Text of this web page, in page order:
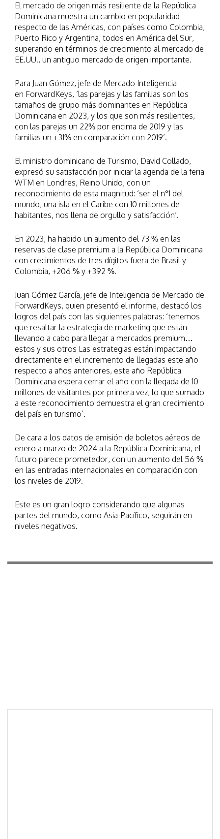
El mercado de origen más resiliente de la República
Dominicana muestra un cambio en popularidad
respecto de las Américas, con países como Colombia,
Puerto Rico y Argentina, todos en América del Sur,
superando en términos de crecimiento al mercado de
EE.UU., un antiguo mercado de origen importante.
Para Juan Gómez, jefe de Mercado Inteligencia
en ForwardKeys, ‘las parejas y las familias son los
tamaños de grupo más dominantes en República
Dominicana en 2023, y los que son más resilientes,
con las parejas un 22% por encima de 2019 y las
familias un +31% en comparación con 2019’.
El ministro dominicano de Turismo, David Collado,
expresó su satisfacción por iniciar la agenda de la feria
WTM en Londres, Reino Unido, con un
reconocimiento de esta magnitud: ‘ser el n°1 del
mundo, una isla en el Caribe con 10 millones de
habitantes, nos llena de orgullo y satisfacción’.
En 2023, ha habido un aumento del 73 % en las
reservas de clase premium a la República Dominicana
con crecimientos de tres dígitos fuera de Brasil y
Colombia, +206 % y +392 %.
Juan Gómez García, jefe de Inteligencia de Mercado de
ForwardKeys, quien presentó el informe, destacó los
logros del país con las siguientes palabras: ‘tenemos
que resaltar la estrategia de marketing que están
llevando a cabo para llegar a mercados premium…
estos y sus otros Las estrategias están impactando
directamente en el incremento de llegadas este año
respecto a años anteriores, este año República
Dominicana espera cerrar el año con la llegada de 10
millones de visitantes por primera vez, lo que sumado
a este reconocimiento demuestra el gran crecimiento
del país en turismo’.
De cara a los datos de emisión de boletos aéreos de
enero a marzo de 2024 a la República Dominicana, el
futuro parece prometedor, con un aumento del 56 %
en las entradas internacionales en comparación con
los niveles de 2019.
Este es un gran logro considerando que algunas
partes del mundo, como Asia-Pacífico, seguirán en
niveles negativos.